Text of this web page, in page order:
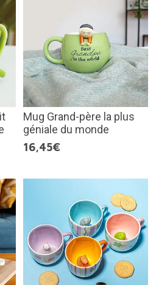
Mug Grand-père la plus
géniale du monde
16,45€